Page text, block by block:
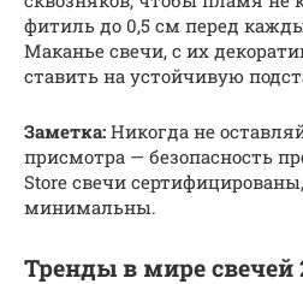
фитиль до 0,5 см перед
Маканье свечи, с их
ставить на устойчивую
Заметка: Никогда не
присмотра — безопасность
Store свечи
минимальны.
Тренды в мире свечей